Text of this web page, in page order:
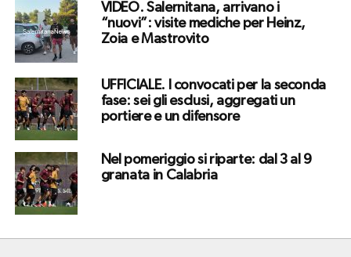
VIDEO. Salernitana, arrivano i
“nuovi”: visite mediche per Heinz,
Zoia e Mastrovito
UFFICIALE. I convocati per la seconda
fase: sei gli esclusi, aggregati un
portiere e un difensore
Nel pomeriggio si riparte: dal 3 al 9
granata in Calabria